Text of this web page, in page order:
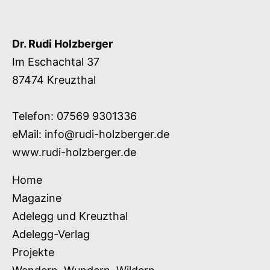
Dr. Rudi Holzberger
Im Eschachtal 37
87474 Kreuzthal
Telefon: 07569 9301336
eMail: info@rudi-holzberger.de
www.rudi-holzberger.de
Home
Magazine
Adelegg und Kreuzthal
Adelegg-Verlag
Projekte